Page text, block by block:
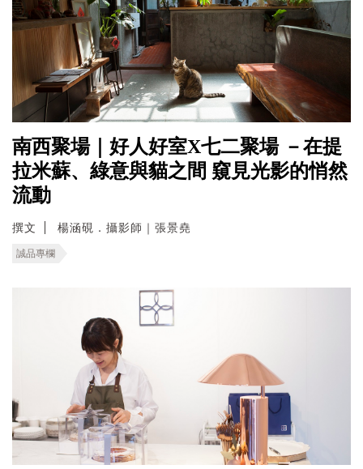
南西聚場｜好人好室X七二聚場 －在提
拉米蘇、綠意與貓之間 窺見光影的悄然
流動
撰文 楊涵硯．攝影師｜張景堯
誠品專欄